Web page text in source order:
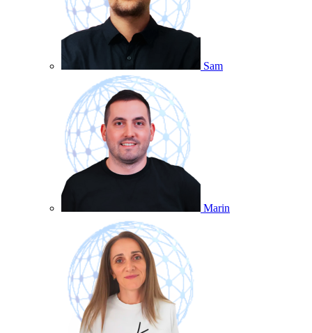
Sam
Marin